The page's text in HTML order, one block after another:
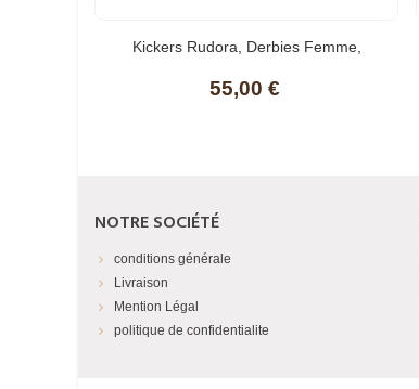
Kickers Rudora, Derbies Femme,
55,00 €
NOTRE SOCIÉTÉ
conditions générale
Livraison
Mention Légal
politique de confidentialite